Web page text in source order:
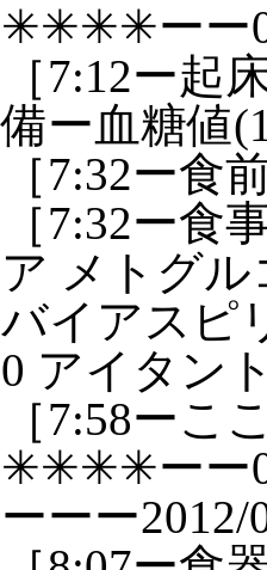
✳✳✳✳ーー
［7:12ー起
備ー血糖値
［7:32ー食
［7:32ー食
ア メトグ
バイアスピ
0 アイタン
［7:58ーこ
✳✳✳✳ーー
ーーー2012/